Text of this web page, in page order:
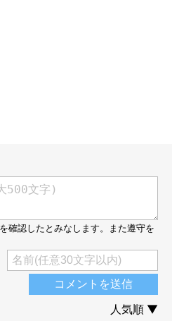
「3年後の姿」がこちら。出会っ
くん。こんなにもたくましく成長
深いものがありますね。